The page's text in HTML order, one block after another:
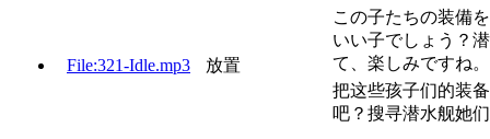
File:321-Idle.mp3 放置
この子たちの装備
いい子でしょう？
て、楽しみですね。
把这些孩子们的装
吧？搜寻潜水舰她